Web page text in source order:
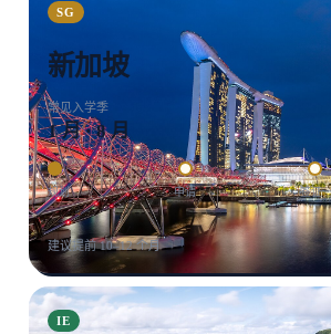
SG
新加坡
常见入学季
1 月 · 8 月
规划 申请 签证
建议提前 10–12 个月
IE